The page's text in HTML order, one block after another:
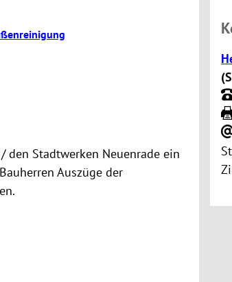
den Stadtwerken Neuenrade ein
Auszüge der
(